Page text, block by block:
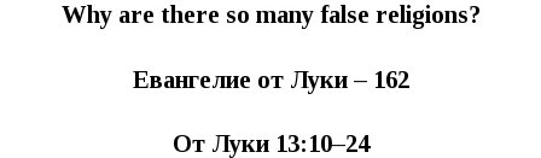
Why are there so many false religions?
Евангелие от Луки – 162
От Луки 13:10–24